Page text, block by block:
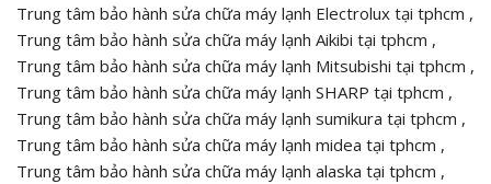
Trung tâm bảo hành sửa chữa máy lạnh Electrolux tại tphcm ,
Trung tâm bảo hành sửa chữa máy lạnh Aikibi tại tphcm ,
Trung tâm bảo hành sửa chữa máy lạnh Mitsubishi tại tphcm ,
Trung tâm bảo hành sửa chữa máy lạnh SHARP tại tphcm ,
Trung tâm bảo hành sửa chữa máy lạnh sumikura tại tphcm ,
Trung tâm bảo hành sửa chữa máy lạnh midea tại tphcm ,
Trung tâm bảo hành sửa chữa máy lạnh alaska tại tphcm ,